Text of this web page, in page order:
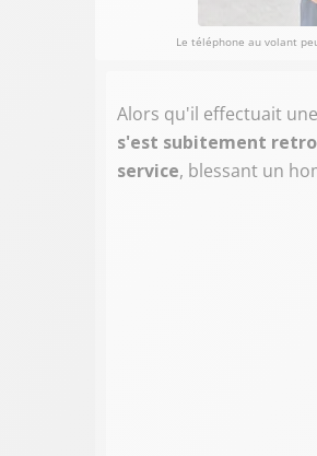
Le téléphone au volant
Alors qu'il effectuait
s'est subitement
service, blessant un